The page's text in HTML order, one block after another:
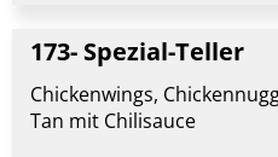
173- Spezial-Teller
Chickenwings,
Tan mit Chilisauce